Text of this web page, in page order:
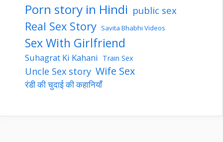
Porn story in Hindi public sex
Real Sex Story Savita Bhabhi Videos
Sex With Girlfriend
Suhagrat Ki Kahani Train Sex
Uncle Sex story Wife Sex
रंडी की चुदाई की कहानियाँ